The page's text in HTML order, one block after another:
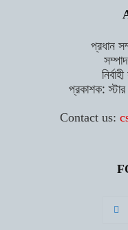
প্রধান
প্রকাশক: স্টার
Contact us: